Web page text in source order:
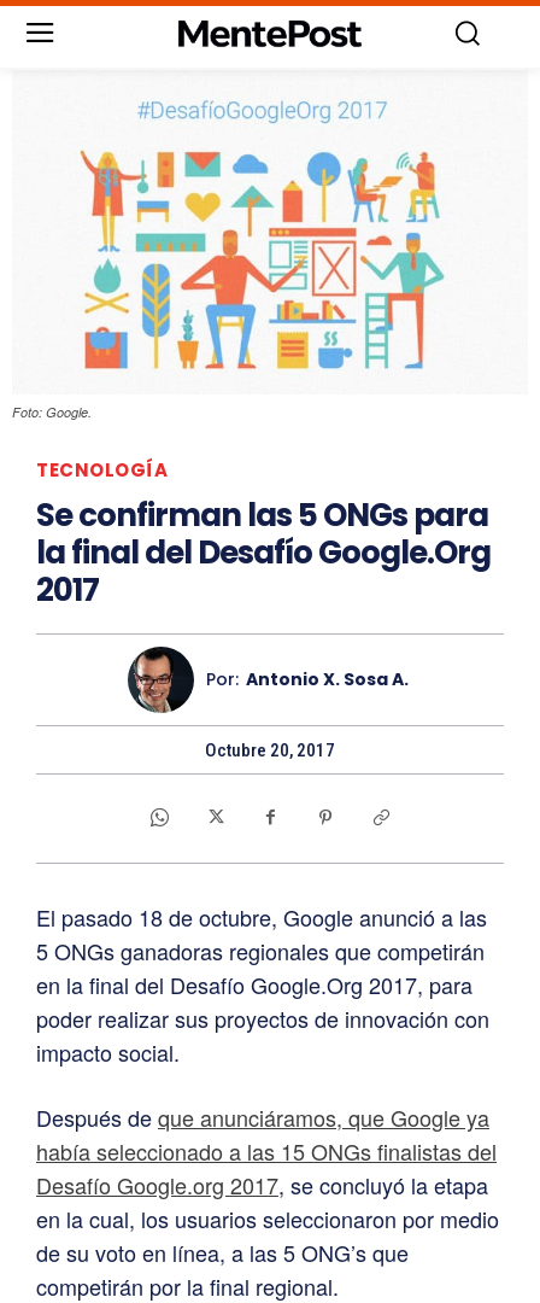
Foto: Google.
TECNOLOGÍA
Se confirman las 5 ONGs para
la final del Desafío Google.Org
2017
Por: Antonio X. Sosa A.
Octubre 20, 2017
El pasado 18 de octubre, Google anunció a las
5 ONGs ganadoras regionales que competirán
en la final del Desafío Google.Org 2017, para
poder realizar sus proyectos de innovación con
impacto social.
Después deque anunciáramos, que Google ya
había seleccionado a las 15 ONGs finalistas del
Desafío Google.org 2017, se concluyó la etapa
en la cual, los usuarios seleccionaron por medio
de su voto en línea, a las 5 ONG’s que
competirán por la final regional.